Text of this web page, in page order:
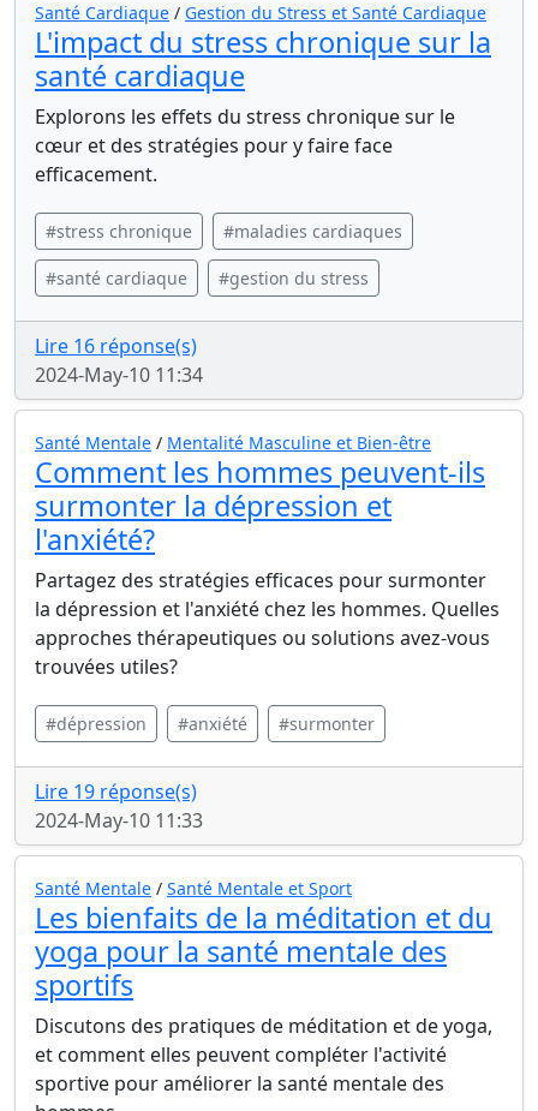
Santé Cardiaque / Gestion du Stress et Santé Cardiaque
L'impact du stress chronique sur la
santé cardiaque
Explorons les effets du stress chronique sur le
cœur et des stratégies pour y faire face
efficacement.
#stress chronique #maladies cardiaques
#santé cardiaque #gestion du stress
Lire 16 réponse(s)
2024-May-10 11:34
Santé Mentale / Mentalité Masculine et Bien-être
Comment les hommes peuvent-ils
surmonter la dépression et
l'anxiété?
Partagez des stratégies efficaces pour surmonter
la dépression et l'anxiété chez les hommes. Quelles
approches thérapeutiques ou solutions avez-vous
trouvées utiles?
#dépression #anxiété #surmonter
Lire 19 réponse(s)
2024-May-10 11:33
Santé Mentale / Santé Mentale et Sport
Les bienfaits de la méditation et du
yoga pour la santé mentale des
sportifs
Discutons des pratiques de méditation et de yoga,
et comment elles peuvent compléter l'activité
sportive pour améliorer la santé mentale des